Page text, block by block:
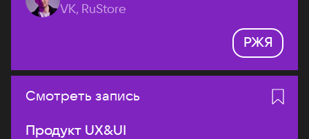
VK, RuStore
РЖЯ
Смотреть запись
Продукт UX&UI